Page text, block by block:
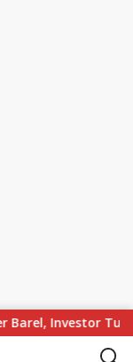
Investor Tunggu